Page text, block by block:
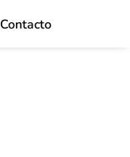
Contacto